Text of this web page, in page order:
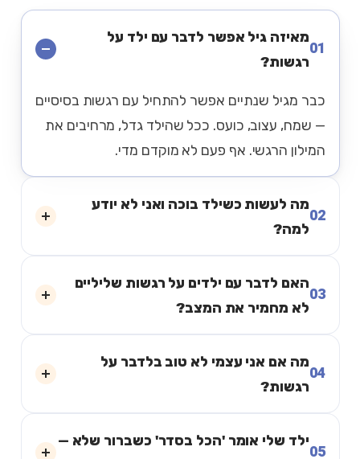
01
מאיזה גיל אפשר לדבר עם ילד על
רגשות?
כבר מגיל שנתיים אפשר להתחיל עם רגשות בסיסיים
— שמח, עצוב, כועס. ככל שהילד גדל, מרחיבים את
המילון הרגשי. אף פעם לא מוקדם מדי.
02
מה לעשות כשילד בוכה ואני לא יודע
למה?
03
האם לדבר עם ילדים על רגשות שליליים
לא מחמיר את המצב?
04
מה אם אני עצמי לא טוב בלדבר על
רגשות?
05
ילד שלי אומר 'הכל בסדר' כשברור שלא —